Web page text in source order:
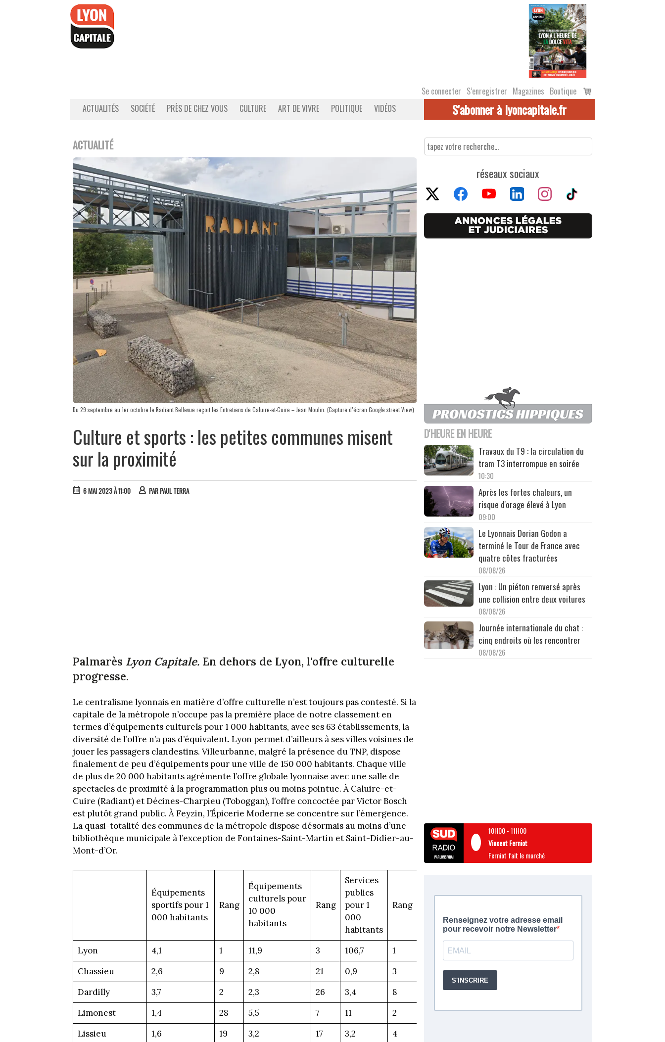
Se connecter S’enregistrer Magazines Boutique
Voir
le
ACTUALITÉS SOCIÉTÉ PRÈS DE CHEZ VOUS CULTURE ART DE VIVRE POLITIQUE VIDÉOS S'abonner à lyoncapitale.fr
ACTUALITÉ
Du 29 septembre au 1er octobre le Radiant Bellevue reçoit les Entretiens de Caluire-et-Cuire – Jean Moulin. (Capture d’écran Google street View)
Culture et sports : les petites communes misent
sur la proximité
6 MAI 2023 À 11:00 PARPAUL TERRA
Palmarès Lyon Capitale. En dehors de Lyon, l'offre culturelle
progresse.
Le centralisme lyonnais en matière d’offre culturelle n’est toujours pas contesté. Si la
capitale de la métropole n’occupe pas la première place de notre classement en
termes d’équipements culturels pour 1 000 habitants, avec ses 63 établissements, la
diversité de l’offre n’a pas d’équivalent. Lyon permet d’ailleurs à ses villes voisines de
jouer les passagers clandestins. Villeurbanne, malgré la présence du TNP, dispose
finalement de peu d’équipements pour une ville de 150 000 habitants. Chaque ville
de plus de 20 000 habitants agrémente l’offre globale lyonnaise avec une salle de
spectacles de proximité à la programmation plus ou moins pointue. À Caluire-et-
Cuire (Radiant) et Décines-Charpieu (Toboggan), l’offre concoctée par Victor Bosch
est plutôt grand public. À Feyzin, l’Épicerie Moderne se concentre sur l’émergence.
La quasi-totalité des communes de la métropole dispose désormais au moins d’une
bibliothèque municipale à l’exception de Fontaines-Saint-Martin et Saint-Didier-au-
Mont-d’Or.
Équipements
sportifs pour 1
000 habitants
Rang
Équipements
culturels pour
10 000
habitants
Rang
Services
publics
pour 1
000
habitants
Rang
Lyon 4,1 1 11,9 3 106,7
1
Chassieu
2,6 9 2,8 21 0,9
3
Dardilly
3,7 2 2,3 26 3,4
8
Limonest
1,4 28 5,5 7 11
2
Lissieu
1,6 19 3,2 17 3,2
4
réseaux sociaux
D'HEURE EN HEURE
Travaux du T9 : la circulation du
tram T3 interrompue en soirée
10:30
Après les fortes chaleurs, un
risque d'orage élevé à Lyon
09:00
Le Lyonnais Dorian Godon a
terminé le Tour de France avec
quatre côtes fracturées
08/08/26
Lyon : Un piéton renversé après
une collision entre deux voitures
08/08/26
Journée internationale du chat :
cinq endroits où les rencontrer
08/08/26
10H00-11H00
Vincent Ferniot
Ferniot fait le marché